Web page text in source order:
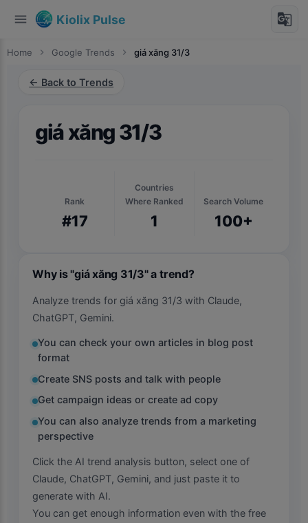
menu Kiolix Pulse g_translate
Home chevron_right Google Trends chevron_right giá xăng 31/3
← Back to Trends
giá xăng 31/3
Rank
#17
Countries
Where Ranked
1
Search Volume
100+
Why is "giá xăng 31/3" a trend?
Analyze trends for giá xăng 31/3 with Claude,
ChatGPT, Gemini.
You can check your own articles in blog post
format
Create SNS posts and talk with people
Get campaign ideas or create ad copy
You can also analyze trends from a marketing
perspective
Click the AI trend analysis button, select one of
Claude, ChatGPT, Gemini, and just paste it to
generate with AI.
You can get enough information even with the free